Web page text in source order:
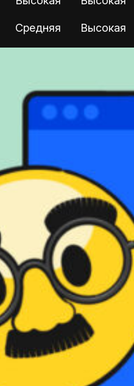
Средняя Высокая